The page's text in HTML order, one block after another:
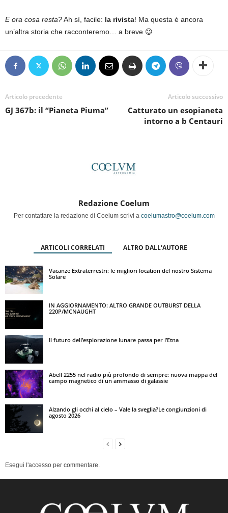
E ora cosa resta?Ah sì, facile: la rivista! Ma questa è ancora
un’altra storia che racconteremo… a breve 😉
Articolo precedente
GJ 367b: il “Pianeta Piuma”
Articolo successivo
Catturato un esopianeta
intorno a b Centauri
Redazione Coelum
Per contattare la redazione di Coelum scrivi a coelumastro@coelum.com
ARTICOLI CORRELATI ALTRO DALL'AUTORE
Vacanze Extraterrestri: le migliori location del nostro Sistema
Solare
IN AGGIORNAMENTO: ALTRO GRANDE OUTBURST DELLA
220P/MCNAUGHT
Il futuro dell’esplorazione lunare passa per l’Etna
Abell 2255 nel radio più profondo di sempre: nuova mappa del
campo magnetico di un ammasso di galassie
Alzando gli occhi al cielo – Vale la sveglia?Le congiunzioni di
agosto 2026
Esegui l'accesso per commentare.